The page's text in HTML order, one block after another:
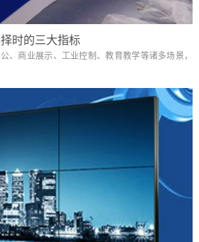
时的三大指标
、商业展示、工业控制、教育教学等诸多场景，